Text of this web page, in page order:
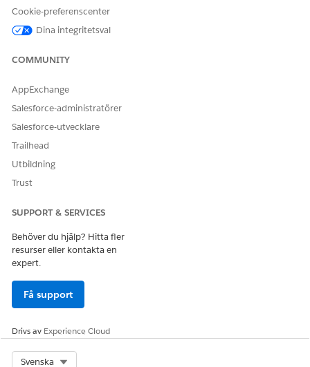
Cookie-preferenscenter
Dina integritetsval
COMMUNITY
AppExchange
Salesforce-administratörer
Salesforce-utvecklare
Trailhead
Utbildning
Trust
SUPPORT & SERVICES
Behöver du hjälp? Hitta fler
resurser eller kontakta en
expert.
Få support
Drivs av Experience Cloud
Svenska